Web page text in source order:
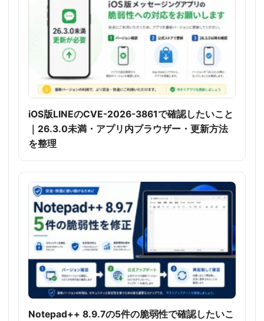
iOS版LINEのCVE-2026-3861で確認したいこと
｜26.3.0未満・アプリ内ブラウザー・更新方法
を整理
Notepad++ 8.9.7の5件の脆弱性で確認したいこ